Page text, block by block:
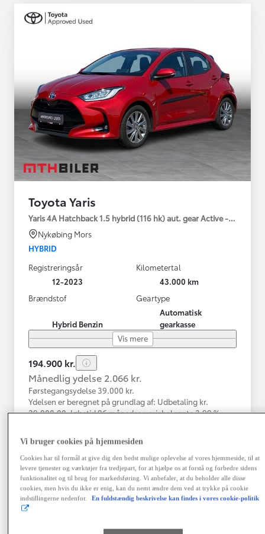
Toyota Yaris
Yaris 4A Hatchback 1.5 hybrid (116 hk) aut. gear Active -
Nykøbing Mors
HYBRID
Registreringsår
12-2023
Kilometertal
43.000 km
Brændstof
Hybrid Benzin
Geartype
Automatisk
gearkasse
Vis mere
194.900 kr.
Månedlig ydelse 2.066 kr.
Førstegangsydelse 39.000 kr.
Ydelsen er beregnet på grundlag af: Udbetaling kr.
39.000,00, løbetid 96 måneder, variabel rente 3,99 %,
42.468,64. I alt tilbagebetales kr. 198.368,64. Positiv
kreditgodkendelse og ingen registrering hos RKI
forudsættes. Kaskoforsikring er obligatorisk. Der er
fortrydelsesret på lånet. Ingen løbende mdl. gebyrer ved
betaling via en automatisk betalingstjeneste. Vi tager
forbehold for fejl, prisændringer og renteforhøjelser.
Vi bruger cookies på hjemmesiden
Cookies har til formål at give dig den bedst mulige oplevelse af vores hjemmeside, til at
levere tjenester og værktøjer fra tredjepart, for at hjælpe os at forstå og forbedre sidens
funktionalitet og til brug for markedsføring. Vi anbefaler, at du beholder alle disse
cookies, men hvis du ikke er enig, kan du nemt ændre dem ved at trykke på cookie
indstillingerne nedenfor.
En fuldstændig beskrivelse kan findes i vores cookie-politik